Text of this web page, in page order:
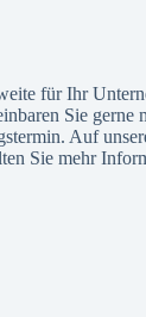
für Ihr
Sie gerne
Auf
Sie mehr